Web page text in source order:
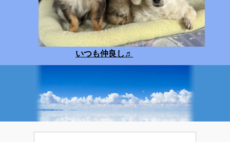
いつも仲良し ♬